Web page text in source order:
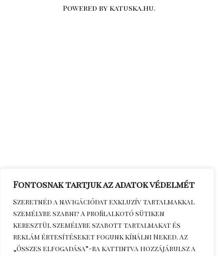
Fontosnak tartjuk az adatok védelmét
Szeretnéd a navigációdat exkluzív tartalmakkal
személyre szabni? A profilalkotó sütiken
keresztül személyre szabott tartalmakat és
reklám értesítéseket fogunk kínálni Neked. Az
„Összes elfogadása”-ra kattintva hozzájárulsz a
Powered by katuska.hu.